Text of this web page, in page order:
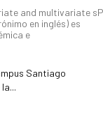
and multivariate
en inglés) es
e
Santiago